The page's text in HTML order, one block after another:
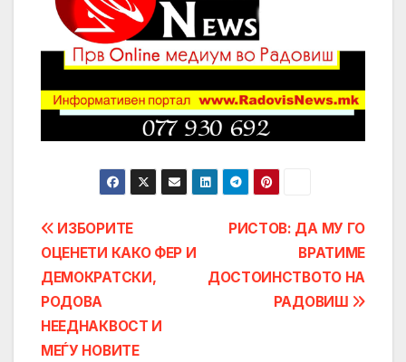
Post
navigation
РИСТОВ: ДА МУ ГО
ВРАТИМЕ
ДОСТОИНСТВОТО НА
РАДОВИШ
ИЗБОРИТЕ
ОЦЕНЕТИ КАКО ФЕР И
ДЕМОКРАТСКИ,
РОДОВА
НЕЕДНАКВОСТ И
МЕЃУ НОВИТЕ